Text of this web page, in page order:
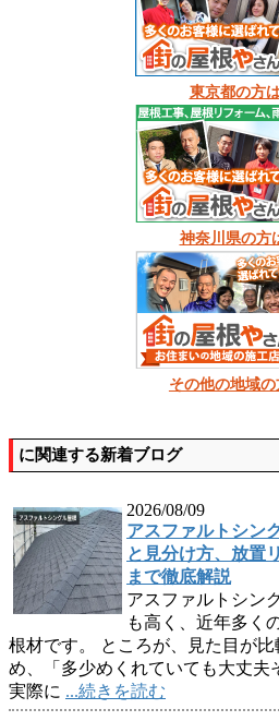
東京都の方
神奈川県の方
その他の地域
に関連する新着ブログ
2026/08/09
アスファルトシン
と見分け方、放置
まで徹底解説
アスファルトシン
も高く、近年多く
根材です。 ところが、見た目が
め、「多少めくれていても大丈夫
実際に ...続きを読む